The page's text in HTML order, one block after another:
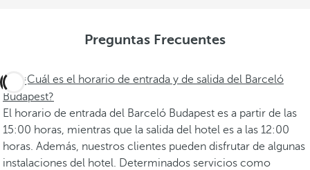
Preguntas Frecuentes
¿Cuál es el horario de entrada y de salida del Barceló
Budapest?
El horario de entrada del Barceló Budapest es a partir de las
15:00 horas, mientras que la salida del hotel es a las 12:00
horas. Además, nuestros clientes pueden disfrutar de algunas
instalaciones del hotel. Determinados servicios como